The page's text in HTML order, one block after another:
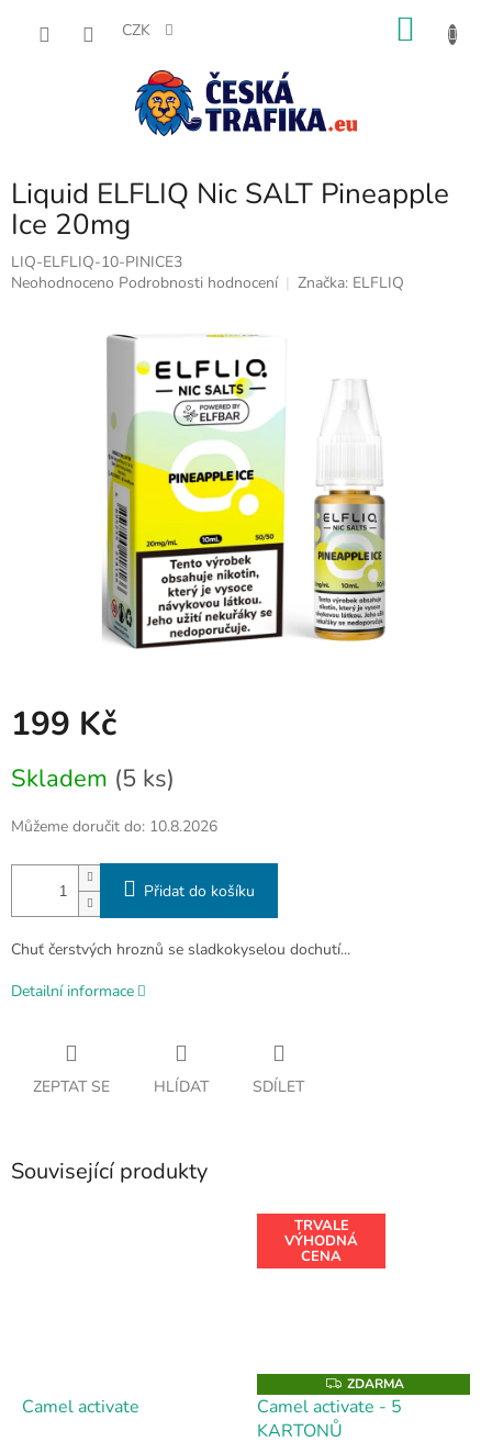
CZK
Liquid ELFLIQ Nic SALT Pineapple
Ice 20mg
LIQ-ELFLIQ-10-PINICE3
Průměrné
Neohodnoceno Podrobnosti hodnocení Značka: ELFLIQ
199 Kč
cena:
Skladem (5 ks)
Můžeme doručit do: 10.8.2026
Přidat do košíku
Chuť čerstvých hroznů se sladkokyselou dochutí...
Detailní informace
ZEPTAT SE HLÍDAT SDÍLET
Související produkty
Camel activate
TRVALE
VÝHODNÁ
CENA
Z
D
A
R
ZDARMA
Camel activate - 5
KARTONŮ